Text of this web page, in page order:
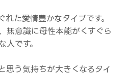
た愛情豊かなタイプです。
無意識に母性本能がくすぐら
です。
思う気持ちが大きくなるタイ